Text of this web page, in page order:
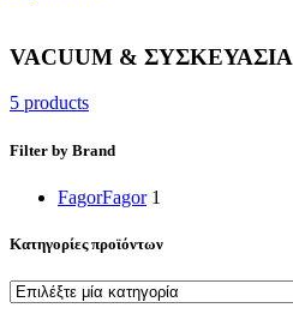
VACUUM & ΣΥΣΚΕΥΑΣΙΑ
5 products
Filter by Brand
FagorFagor 1
Κατηγορίες προϊόντων